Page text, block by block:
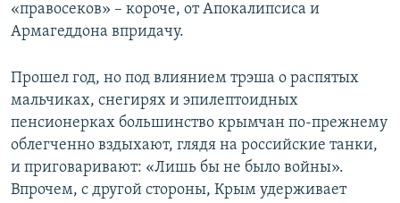
«правосеков» – короче, от Апокалипсиса и
Армагеддона впридачу.
Прошел год, но под влиянием трэша о распятых
мальчиках, снегирях и эпилептоидных
пенсионерках большинство крымчан по-прежнему
облегченно вздыхают, глядя на российские танки,
и приговаривают: «Лишь бы не было войны».
Впрочем, с другой стороны, Крым удерживает